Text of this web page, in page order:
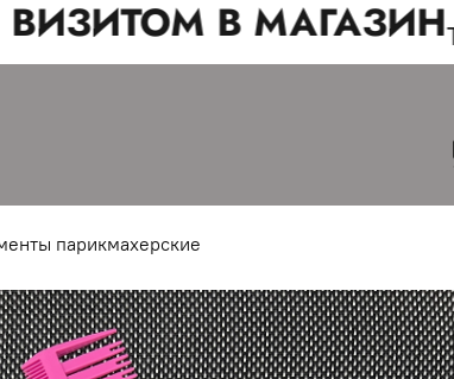
В МАГАЗИН
парикмахерские